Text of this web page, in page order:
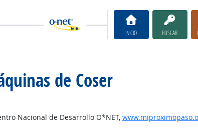
INICIO BUSCAR
de Coser
Nacional de Desarrollo O*NET,